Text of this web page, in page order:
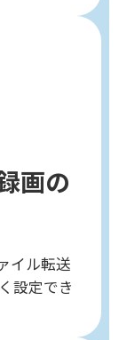
画の
イル転送
設定でき